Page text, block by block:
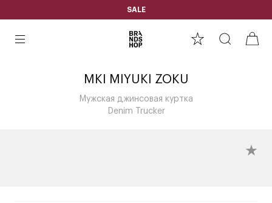
SALE
MKI MIYUKI ZOKU
Мужская джинсовая куртка
Denim Trucker